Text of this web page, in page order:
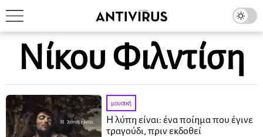
Νίκου Φιλντίση
μουσική
Η λύπη είναι: ένα ποίημα που έγινε
τραγούδι, πριν εκδοθεί